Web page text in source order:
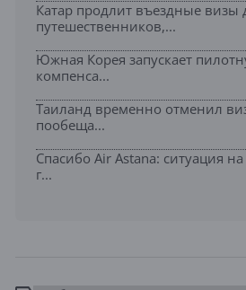
Катар продлит въездные визы
путешественников,...
Южная Корея запускает
компенса...
Таиланд временно отменил
пообеща...
Спасибо Air Astana: ситуация
г...